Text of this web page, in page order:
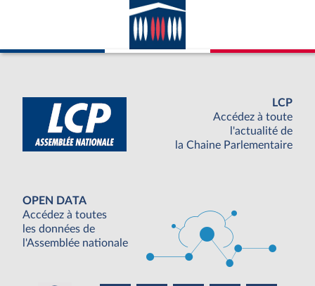
LCP
Accédez à toute
l'actualité de
la Chaine Parlementaire
OPEN DATA
Accédez à toutes
les données de
l'Assemblée nationale